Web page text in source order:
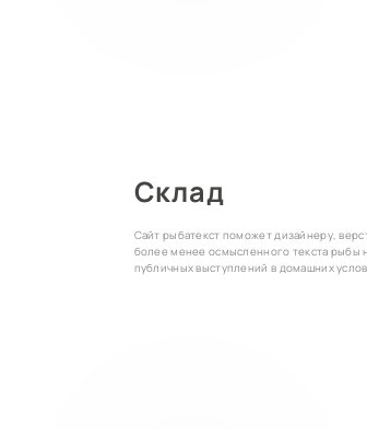
Склад
Сайт рыбатекст поможет дизайнеру,
более менее осмысленного текста рыбы
публичных выступлений в домашних